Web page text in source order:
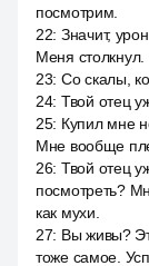
посмотрим.
22: Значит,
Меня столкнул.
23: Со скалы,
24: Твой отец
25: Купил мне
Мне вообще
26: Твой отец
посмотреть?
как мухи.
27: Вы живы?
тоже самое.